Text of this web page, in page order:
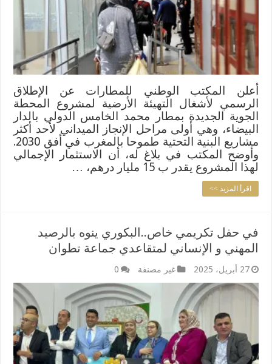
أعلن المكتب الوطني للمطارات عن الإطلاق
الرسمي لأشغال التهيئة الأرضية لمشروع المحطة
الجوية الجديدة بمطار محمد الخامس الدولي بالدار
البيضاء، وهي أولى مراحل الإنجاز الميداني لأحد أكثر
مشاريع البنية التحتية طموحا بالمغرب في أفق 2030.
وأوضح المكتب في بلاغ له، أن الاستثمار الإجمالي
لهذا المشروع يقدر ب 15 مليار درهم، …
اقرأ المزيد >>
في حفل تكريمي خاص..البكوري ينوه بالرصيد
المهني و الإنساني لمتقاعدي جماعة تطوان
27 أبريل، 2025 غير مصنفة 0